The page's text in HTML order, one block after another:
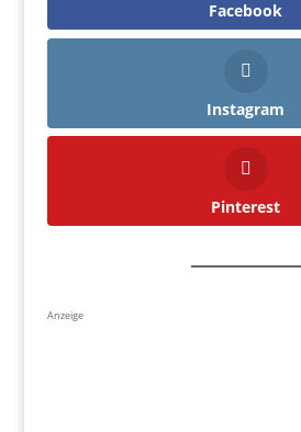
Facebook
Instagram
Pinterest
Anzeige